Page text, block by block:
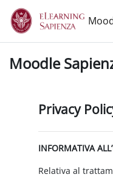
Vai al contenuto principale
Moodle
Privacy
INFORMATIVA
Relativa al